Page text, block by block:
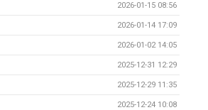
2026-01-15 08:56
2026-01-14 17:09
2026-01-02 14:05
2025-12-31 12:29
2025-12-29 11:35
2025-12-24 10:08